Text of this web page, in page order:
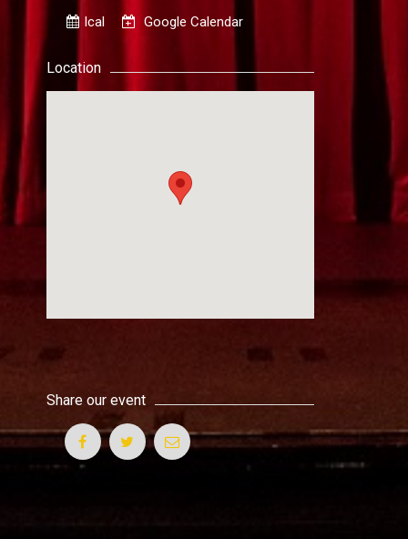
Ical Google Calendar
Location
Share our event